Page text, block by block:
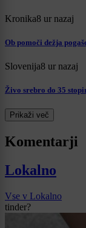
Kronika8 ur nazaj
Ob pomoči dežja
Slovenija8 ur nazaj
Živo srebro do 35
Prikaži več
Komentarji
Lokalno
Vse v Lokalno
tinder?